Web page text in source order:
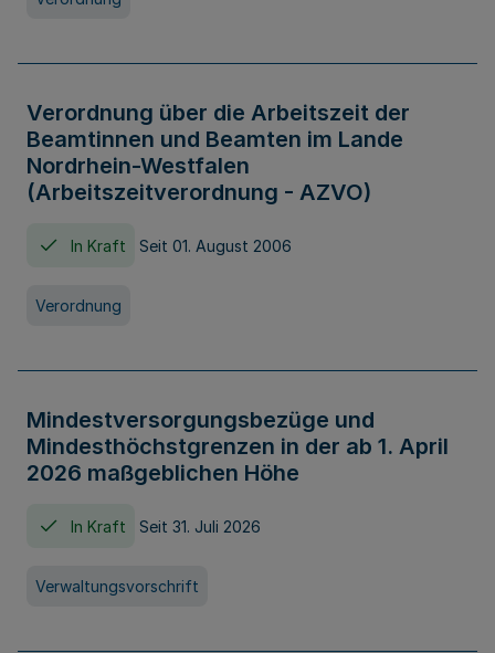
Verordnung über die Arbeitszeit der
Beamtinnen und Beamten im Lande
Nordrhein-Westfalen
(Arbeitszeitverordnung - AZVO)
In Kraft Seit 01. August 2006
Verordnung
Mindestversorgungsbezüge und
Mindesthöchstgrenzen in der ab 1. April
2026 maßgeblichen Höhe
In Kraft Seit 31. Juli 2026
Verwaltungsvorschrift